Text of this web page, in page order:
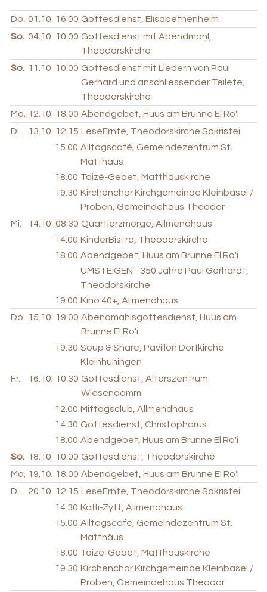
Do. 01.10. 16.00 Gottesdienst, Elisabethenheim
So. 04.10. 10.00 Gottesdienst mit Abendmahl,
Theodorskirche
So. 11.10. 10.00 Gottesdienst mit Liedern von Paul
Gerhard und anschliessender Teilete,
Theodorskirche
Mo.
12.10. 18.00 Abendgebet, Huus am Brunne El Ro'i
Di.
13.10. 12.15 LeseErnte, Theodorskirche Sakristei
15.00 Alltagscafé, Gemeindezentrum St.
Matthäus
18.00 Taizé-Gebet, Matthäuskirche
19.30 Kirchenchor Kirchgemeinde Kleinbasel /
Proben, Gemeindehaus Theodor
Mi.
14.10. 08.30 Quartierzmorge, Allmendhaus
14.00 KinderBistro, Theodorskirche
18.00 Abendgebet, Huus am Brunne El Ro'i
UMSTEIGEN - 350 Jahre Paul Gerhardt,
Theodorskirche
19.00 Kino 40+, Allmendhaus
Do.
15.10. 19.00 Abendmahlsgottesdienst, Huus am
Brunne El Ro'i
19.30 Soup & Share, Pavillon Dorfkirche
Kleinhüningen
Fr.
16.10. 10.30 Gottesdienst, Alterszentrum
Wiesendamm
12.00 Mittagsclub, Allmendhaus
14.30 Gottesdienst, Christophorus
18.00 Abendgebet, Huus am Brunne El Ro'i
So. 18.10. 10.00 Gottesdienst, Theodorskirche
Mo.
19.10. 18.00 Abendgebet, Huus am Brunne El Ro'i
Di.
20.10. 12.15 LeseErnte, Theodorskirche Sakristei
14.30 Kaffi-Zytt, Allmendhaus
15.00 Alltagscafé, Gemeindezentrum St.
Matthäus
18.00 Taizé-Gebet, Matthäuskirche
19.30 Kirchenchor Kirchgemeinde Kleinbasel /
Proben, Gemeindehaus Theodor